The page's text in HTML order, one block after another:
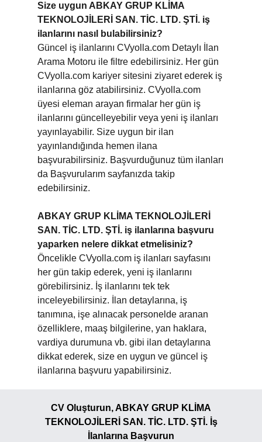
Size uygun ABKAY GRUP KLİMA
TEKNOLOJİLERİ SAN. TİC. LTD. ŞTİ. iş
ilanlarını nasıl bulabilirsiniz?
Güncel iş ilanlarını CVyolla.com Detaylı İlan
Arama Motoru ile filtre edebilirsiniz. Her gün
CVyolla.com kariyer sitesini ziyaret ederek iş
ilanlarına göz atabilirsiniz. CVyolla.com
üyesi eleman arayan firmalar her gün iş
ilanlarını güncelleyebilir veya yeni iş ilanları
yayınlayabilir. Size uygun bir ilan
yayınlandığında hemen ilana
başvurabilirsiniz. Başvurduğunuz tüm ilanları
da Başvurularım sayfanızda takip
edebilirsiniz.
ABKAY GRUP KLİMA TEKNOLOJİLERİ
SAN. TİC. LTD. ŞTİ. iş ilanlarına başvuru
yaparken nelere dikkat etmelisiniz?
Öncelikle CVyolla.com iş ilanları sayfasını
her gün takip ederek, yeni iş ilanlarını
görebilirsiniz. İş ilanlarını tek tek
inceleyebilirsiniz. İlan detaylarına, iş
tanımına, işe alınacak personelde aranan
özelliklere, maaş bilgilerine, yan haklara,
vardiya durumuna vb. gibi ilan detaylarına
dikkat ederek, size en uygun ve güncel iş
ilanlarına başvuru yapabilirsiniz.
CV Oluşturun, ABKAY GRUP KLİMA
TEKNOLOJİLERİ SAN. TİC. LTD. ŞTİ. İş
İlanlarına Başvurun